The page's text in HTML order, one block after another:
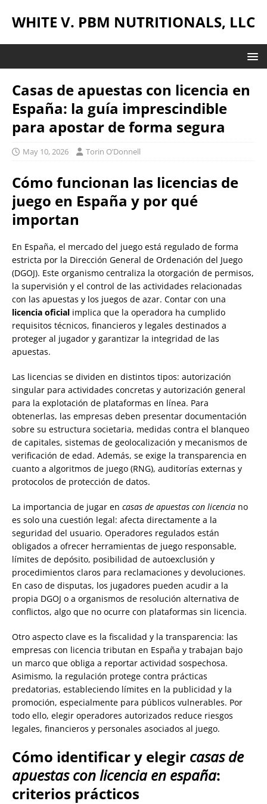
WHITE V. PBM NUTRITIONALS, LLC
Casas de apuestas con licencia en
España: la guía imprescindible
para apostar de forma segura
May 10, 2026 Torin O’Donnell
Cómo funcionan las licencias de
juego en España y por qué
importan
En España, el mercado del juego está regulado de forma
estricta por la Dirección General de Ordenación del Juego
(DGOJ). Este organismo centraliza la otorgación de permisos,
la supervisión y el control de las actividades relacionadas
con las apuestas y los juegos de azar. Contar con una
licencia oficial implica que la operadora ha cumplido
requisitos técnicos, financieros y legales destinados a
proteger al jugador y garantizar la integridad de las
apuestas.
Las licencias se dividen en distintos tipos: autorización
singular para actividades concretas y autorización general
para la explotación de plataformas en línea. Para
obtenerlas, las empresas deben presentar documentación
sobre su estructura societaria, medidas contra el blanqueo
de capitales, sistemas de geolocalización y mecanismos de
verificación de edad. Además, se exige la transparencia en
cuanto a algoritmos de juego (RNG), auditorías externas y
protocolos de protección de datos.
La importancia de jugar en casas de apuestas con licencia no
es solo una cuestión legal: afecta directamente a la
seguridad del usuario. Operadores regulados están
obligados a ofrecer herramientas de juego responsable,
límites de depósito, posibilidad de autoexclusión y
procedimientos claros para reclamaciones y devoluciones.
En caso de disputas, los jugadores pueden acudir a la
propia DGOJ o a organismos de resolución alternativa de
conflictos, algo que no ocurre con plataformas sin licencia.
Otro aspecto clave es la fiscalidad y la transparencia: las
empresas con licencia tributan en España y trabajan bajo
un marco que obliga a reportar actividad sospechosa.
Asimismo, la regulación protege contra prácticas
predatorias, estableciendo límites en la publicidad y la
promoción, especialmente para públicos vulnerables. Por
todo ello, elegir operadores autorizados reduce riesgos
legales, financieros y personales asociados al juego.
Cómo identificar y elegir casas de
apuestas con licencia en españa:
criterios prácticos